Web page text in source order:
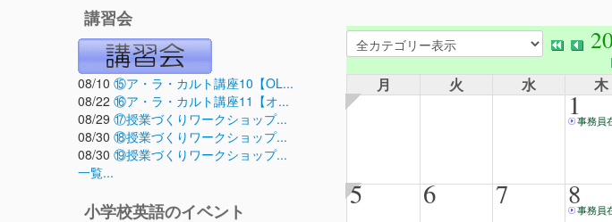
講習会
08/10 ⑮ア・ラ・カルト講座10【OL...
08/22 ⑯ア・ラ・カルト講座11【オ...
08/29 ⑰授業づくりワークショップ...
08/30 ⑱授業づくりワークショップ...
08/30 ⑲授業づくりワークショップ...
一覧...
小学校英語のイベント
月 火 水 木
1事務員
5 6 7 8事務員